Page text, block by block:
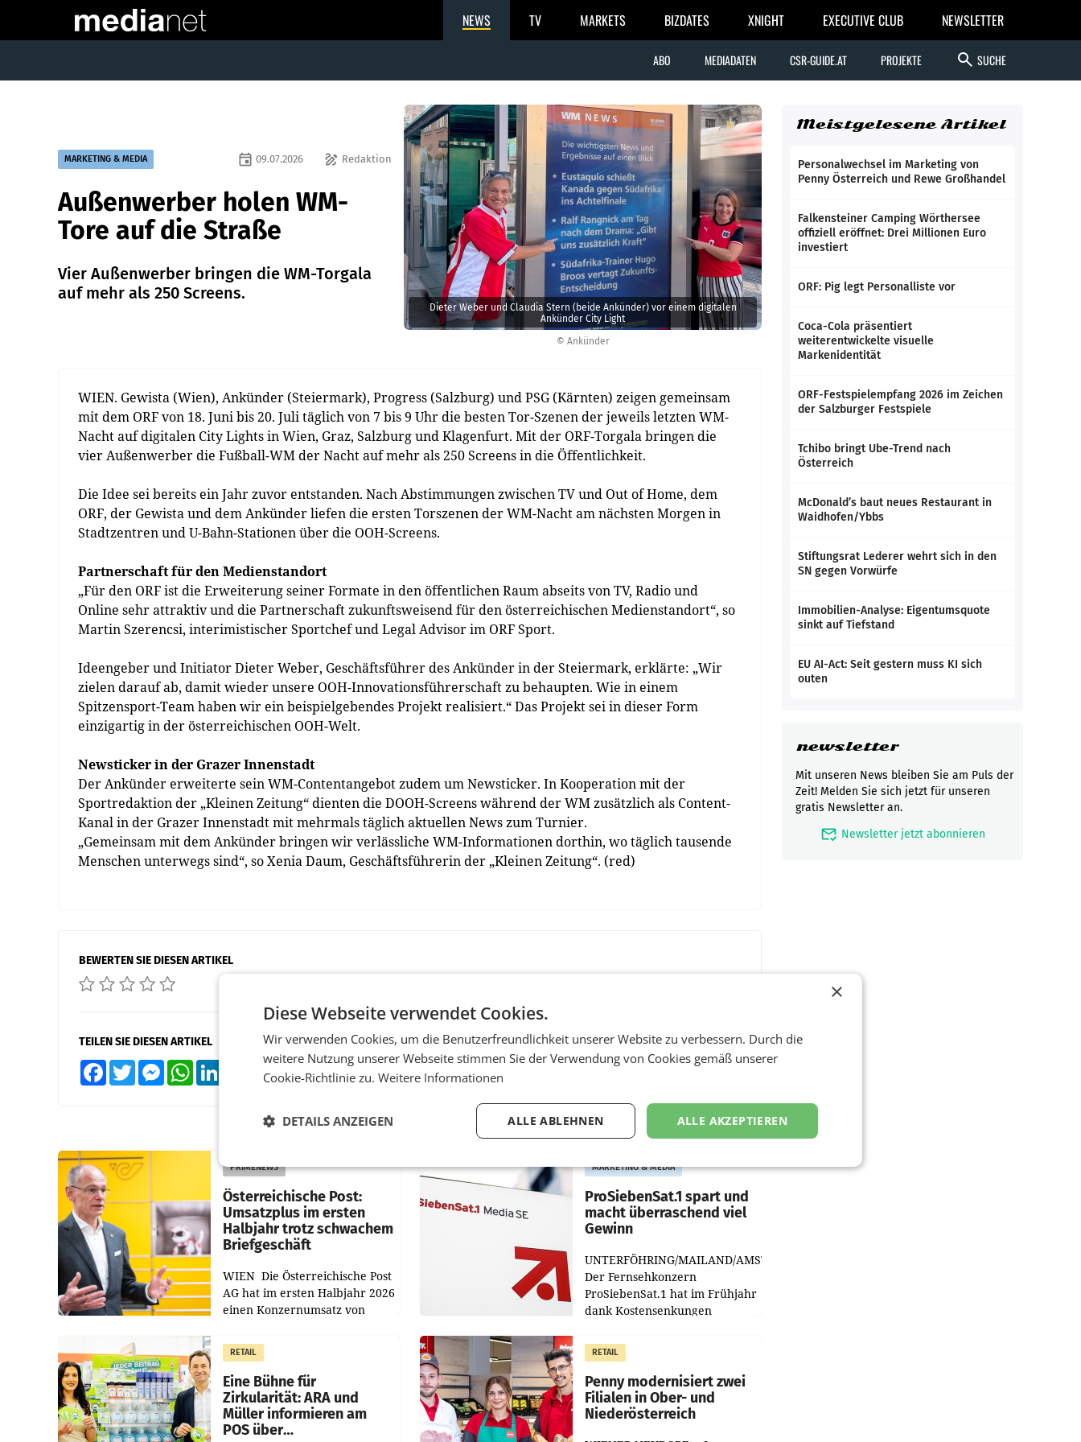
NEWS TV MARKETS BIZDATES XNIGHT EXECUTIVE CLUB NEWSLETTER
ABO MEDIADATEN CSR-GUIDE.AT PROJEKTE search SUCHE
© Ankünder
Dieter Weber und Claudia Stern (beide Ankünder) vor einem digitalen
Ankünder City Light
MARKETING & MEDIA draw Redaktion
event 09.07.2026
Außenwerber holen WM-
Tore auf die Straße
Vier Außenwerber bringen die WM-Torgala
auf mehr als 250 Screens.
WIEN. Gewista (Wien), Ankünder (Steiermark), Progress (Salzburg) und PSG (Kärnten) zeigen gemeinsam
mit dem ORF von 18. Juni bis 20. Juli täglich von 7 bis 9 Uhr die besten Tor-Szenen der jeweils letzten WM-
Nacht auf digitalen City Lights in Wien, Graz, Salzburg und Klagenfurt. Mit der ORF-Torgala bringen die
vier Außenwerber die Fußball-WM der Nacht auf mehr als 250 Screens in die Öffentlichkeit.
Die Idee sei bereits ein Jahr zuvor entstanden. Nach Abstimmungen zwischen TV und Out of Home, dem
ORF, der Gewista und dem Ankünder liefen die ersten Torszenen der WM-Nacht am nächsten Morgen in
Stadtzentren und U-Bahn-Stationen über die OOH-Screens.
Partnerschaft für den Medienstandort
„Für den ORF ist die Erweiterung seiner Formate in den öffentlichen Raum abseits von TV, Radio und
Online sehr attraktiv und die Partnerschaft zukunftsweisend für den österreichischen Medienstandort“, so
Martin Szerencsi, interimistischer Sportchef und Legal Advisor im ORF Sport.
Ideengeber und Initiator Dieter Weber, Geschäftsführer des Ankünder in der Steiermark, erklärte: „Wir
zielen darauf ab, damit wieder unsere OOH-Innovationsführerschaft zu behaupten. Wie in einem
Spitzensport-Team haben wir ein beispielgebendes Projekt realisiert.“ Das Projekt sei in dieser Form
einzigartig in der österreichischen OOH-Welt.
Newsticker in der Grazer Innenstadt
Der Ankünder erweiterte sein WM-Contentangebot zudem um Newsticker. In Kooperation mit der
Sportredaktion der „Kleinen Zeitung“ dienten die DOOH-Screens während der WM zusätzlich als Content-
Kanal in der Grazer Innenstadt mit mehrmals täglich aktuellen News zum Turnier.
„Gemeinsam mit dem Ankünder bringen wir verlässliche WM-Informationen dorthin, wo täglich tausende
Menschen unterwegs sind“, so Xenia Daum, Geschäftsführerin der „Kleinen Zeitung“. (red)
BEWERTEN SIE DIESEN ARTIKEL
TEILEN SIE DIESEN ARTIKEL
FacebookTwitter MessengerWhatsApp XING Teilen
PRIMENEWS
Österreichische Post:
Umsatzplus im ersten
Halbjahr trotz schwachem
Briefgeschäft
WIEN Die Österreichische Post
AG hat im ersten Halbjahr 2026
einen Konzernumsatz von
erwirtschaftet, was einem Plus
von 3,8 Prozent gegenüber
dem Vergleichszeitraum
MARKETING & MEDIA
ProSiebenSat.1 spart und
macht überraschend viel
Gewinn
UNTERFÖHRING/MAILAND/AMSTERDAM.
Der Fernsehkonzern
ProSiebenSat.1 hat im Frühjahr
dank Kostensenkungen
gemacht und die
Markterwartung deutlich
übertroffen.
RETAIL
Eine Bühne für
Zirkularität: ARA und
Müller informieren am
POS über
RETAIL
Penny modernisiert zwei
Filialen in Ober- und
Niederösterreich
Meistgelesene Artikel
Personalwechsel im Marketing von
Penny Österreich und Rewe Großhandel
Falkensteiner Camping Wörthersee
offiziell eröffnet: Drei Millionen Euro
investiert
ORF: Pig legt Personalliste vor
Coca-Cola präsentiert
weiterentwickelte visuelle
Markenidentität
ORF-Festspielempfang 2026 im Zeichen
der Salzburger Festspiele
Tchibo bringt Ube-Trend nach
Österreich
McDonald’s baut neues Restaurant in
Waidhofen/Ybbs
Stiftungsrat Lederer wehrt sich in den
SN gegen Vorwürfe
Immobilien-Analyse: Eigentumsquote
sinkt auf Tiefstand
EU AI-Act: Seit gestern muss KI sich
outen
newsletter
Mit unseren News bleiben Sie am Puls der
Zeit! Melden Sie sich jetzt für unseren
gratis Newsletter an.
mark_email_read Newsletter jetzt abonnieren
×
Diese Webseite verwendet Cookies.
Wir verwenden Cookies, um die Benutzerfreundlichkeit unserer Website zu verbessern. Durch die
weitere Nutzung unserer Webseite stimmen Sie der Verwendung von Cookies gemäß unserer
Cookie-Richtlinie zu. Weitere Informationen
ALLE AKZEPTIEREN
ALLE ABLEHNEN
DETAILS ANZEIGEN